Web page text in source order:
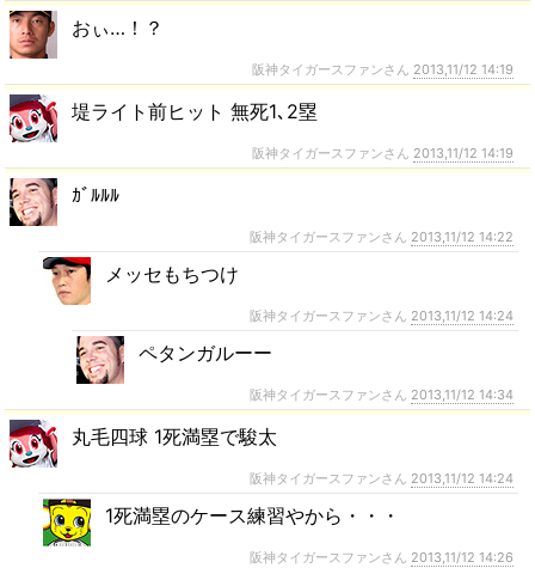
おぃ…！？
阪神タイガースファンさん 2013,11/12 14:19
堤ライト前ヒット 無死1､2塁
阪神タイガースファンさん 2013,11/12 14:19
ｶﾞﾙﾙﾙ
阪神タイガースファンさん 2013,11/12 14:22
メッセもちつけ
阪神タイガースファンさん 2013,11/12 14:24
ペタンガルーー
阪神タイガースファンさん 2013,11/12 14:34
丸毛四球 1死満塁で駿太
阪神タイガースファンさん 2013,11/12 14:24
1死満塁のケース練習やから・・・
阪神タイガースファンさん 2013,11/12 14:26